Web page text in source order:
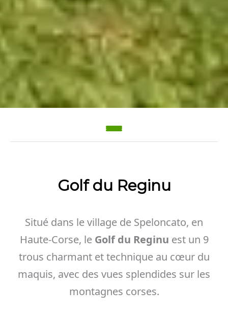
Golf du Reginu
Situé dans le village de Speloncato, en
Haute-Corse, le Golf du Reginu est un 9
trous charmant et technique au cœur du
maquis, avec des vues splendides sur les
montagnes corses.